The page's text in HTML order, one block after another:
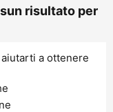
risultato per
a ottenere